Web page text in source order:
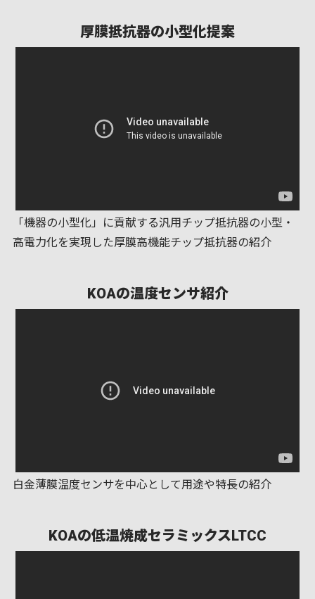
厚膜抵抗器の小型化提案
「機器の小型化」に貢献する汎用チップ抵抗器の小型・
高電力化を実現した厚膜高機能チップ抵抗器の紹介
KOAの温度センサ紹介
白金薄膜温度センサを中心として用途や特長の紹介
KOAの低温焼成セラミックスLTCC